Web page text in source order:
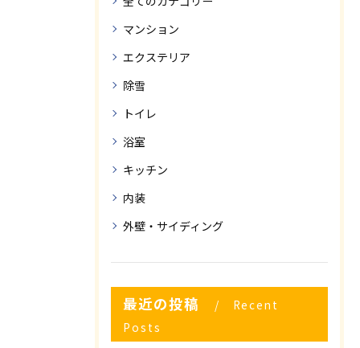
マンション
エクステリア
除雪
トイレ
浴室
キッチン
内装
外壁・サイディング
最近の投稿
Recent
Posts